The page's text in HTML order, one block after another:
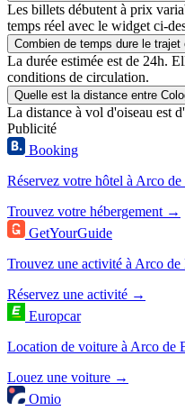
Les billets débutent à prix
temps réel avec le widget ci-
Combien de temps dure le
La durée estimée est de 24h.
conditions de circulation.
Quelle est la distance entre
La distance à vol d'oiseau est
Publicité
Booking
Réservez votre hôtel à Arco
Trouvez votre hébergement →
GetYourGuide
Trouvez une activité à Arco de
Réservez une activité →
Europcar
Location de voiture à Arco de
Louez une voiture →
Omio